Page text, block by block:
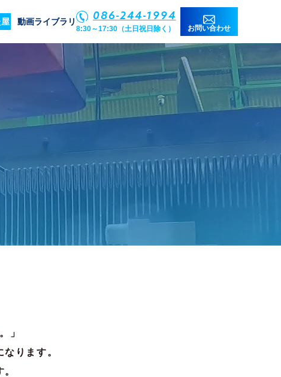
動画ライブラリ 086-244-1994
8:30～17:30（土日祝日除く） お問い合わせ
」
ります。